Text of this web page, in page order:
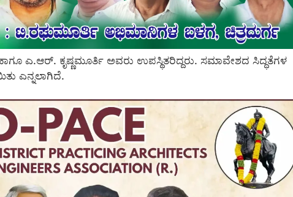
ಎ.ಆರ್. ಕೃಷ್ಣಮೂರ್ತಿ ಅವರು ಉಪಸ್ಥಿತರಿದ್ದರು. ಸಮಾವೇಶದ ಸಿದ್ಧತೆಗಳ
ಎನ್ನಲಾಗಿದೆ.